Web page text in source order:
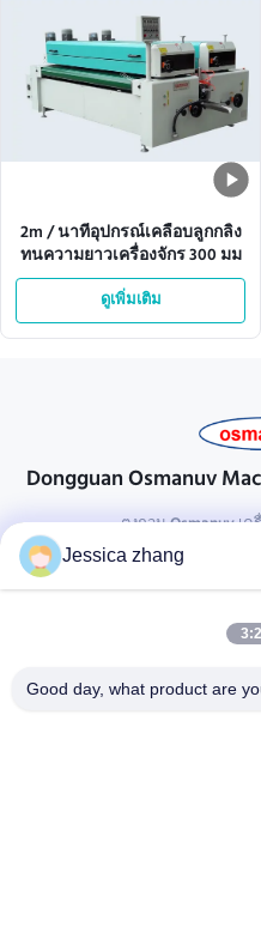
2m / นาทีอุปกรณ์เคลือบลูกกลิ้ง
ทนความยาวเครื่องจักร 300 มม
ดูเพิ่มเติม
Dongguan Osmanuv
ตงกวน Osmanuv เ
28 อุตสาหกรรมที่สอง Liu
86-
Jessica zhang
Good day, what product are